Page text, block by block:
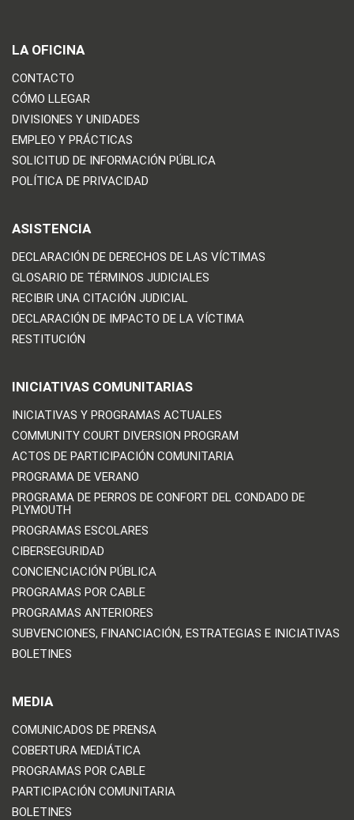
LA OFICINA
CONTACTO
CÓMO LLEGAR
DIVISIONES Y UNIDADES
EMPLEO Y PRÁCTICAS
SOLICITUD DE INFORMACIÓN PÚBLICA
POLÍTICA DE PRIVACIDAD
ASISTENCIA
DECLARACIÓN DE DERECHOS DE LAS VÍCTIMAS
GLOSARIO DE TÉRMINOS JUDICIALES
RECIBIR UNA CITACIÓN JUDICIAL
DECLARACIÓN DE IMPACTO DE LA VÍCTIMA
RESTITUCIÓN
INICIATIVAS COMUNITARIAS
INICIATIVAS Y PROGRAMAS ACTUALES
COMMUNITY COURT DIVERSION PROGRAM
ACTOS DE PARTICIPACIÓN COMUNITARIA
PROGRAMA DE VERANO
PROGRAMA DE PERROS DE CONFORT DEL CONDADO DE
PLYMOUTH
PROGRAMAS ESCOLARES
CIBERSEGURIDAD
CONCIENCIACIÓN PÚBLICA
PROGRAMAS POR CABLE
PROGRAMAS ANTERIORES
SUBVENCIONES, FINANCIACIÓN, ESTRATEGIAS E INICIATIVAS
BOLETINES
MEDIA
COMUNICADOS DE PRENSA
COBERTURA MEDIÁTICA
PROGRAMAS POR CABLE
PARTICIPACIÓN COMUNITARIA
BOLETINES